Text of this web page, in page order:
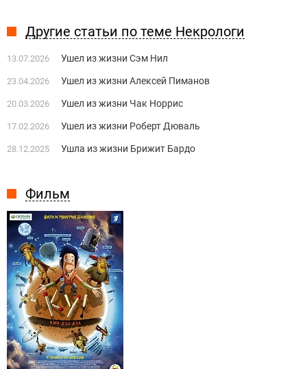
Фильм
Другие статьи по теме Некрологи
13.07.2026 Ушел из жизни Сэм Нил
23.04.2026 Ушел из жизни Алексей Пиманов
20.03.2026 Ушел из жизни Чак Норрис
17.02.2026 Ушел из жизни Роберт Дюваль
28.12.2025 Ушла из жизни Брижит Бардо